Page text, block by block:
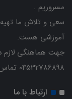
مسروریم .
سعی و تلاش ما تهیه
آموزشی هست.
جهت هماهنگی
04532786898 تماس حاصل بفرمایید.
ارتباط با ما